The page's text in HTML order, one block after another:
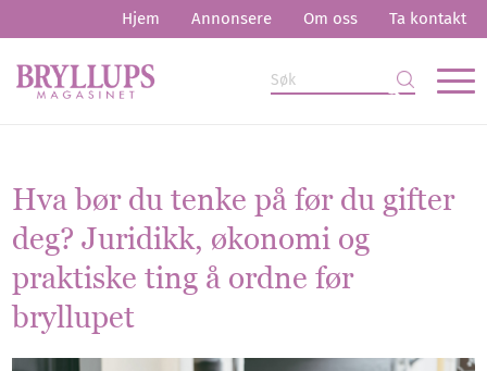
Hjem Annonsere Om oss Ta kontakt
Hva bør du tenke på før du gifter
deg? Juridikk, økonomi og
praktiske ting å ordne før
bryllupet